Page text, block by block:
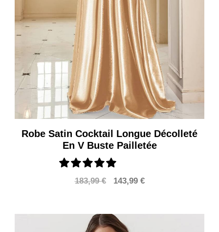
Robe Satin Cocktail Longue Décolleté
En V Buste Pailletée
183,99€
Le
était :
183,99 €.
143,99 €Le
est :